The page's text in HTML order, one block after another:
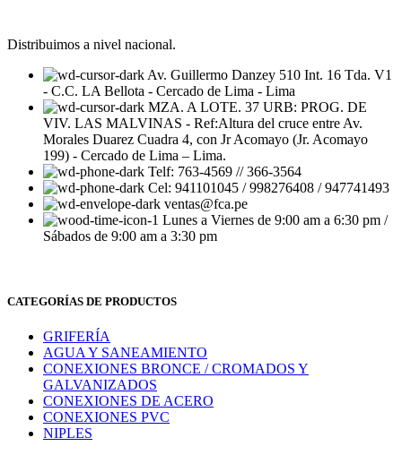
Distribuimos a nivel nacional.
Av. Guillermo Danzey 510 Int. 16 Tda. V1
- C.C. LA Bellota - Cercado de Lima - Lima
MZA. A LOTE. 37 URB: PROG. DE
VIV. LAS MALVINAS - Ref:Altura del cruce entre Av.
Morales Duarez Cuadra 4, con Jr Acomayo (Jr. Acomayo
199) - Cercado de Lima – Lima.
Telf: 763-4569 // 366-3564
Cel: 941101045 / 998276408 / 947741493
ventas@fca.pe
Lunes a Viernes de 9:00 am a 6:30 pm /
Sábados de 9:00 am a 3:30 pm
CATEGORÍAS DE PRODUCTOS
GRIFERÍA
AGUA Y SANEAMIENTO
CONEXIONES BRONCE / CROMADOS Y
GALVANIZADOS
CONEXIONES DE ACERO
CONEXIONES PVC
NIPLES